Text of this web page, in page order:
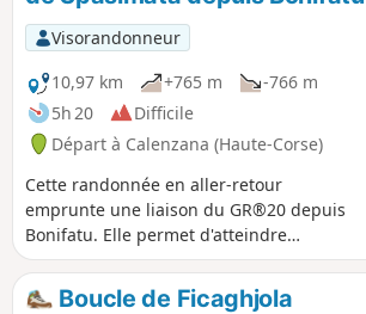
l'autre, rendent ce parcours
exceptionnel. Le sentier est très bien
marqué et balisé en Jaune. De la mi-mai
à la fin du mois d'octobre, le refuge est
gardé, ce qui peut permettre une halte.
Visorandonneur
10,97 km
+765 m
-766 m
5h 20
Difficile
Départ à Calenzana (Haute-Corse)
Cette randonnée en aller-retour
emprunte une liaison du GR®20 depuis
Bonifatu. Elle permet d'atteindre
l'impressionnante passerelle de
Spasimata.
Boucle de Ficaghjola